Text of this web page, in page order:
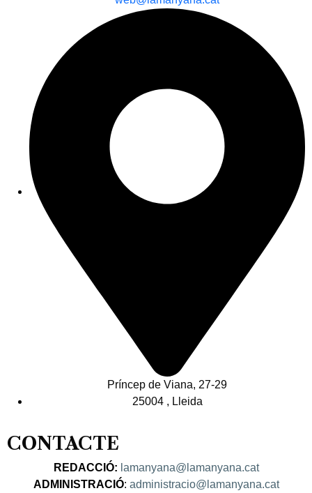
Príncep de Viana, 27-29
25004 , Lleida
CONTACTE
REDACCIÓ: lamanyana@lamanyana.cat
ADMINISTRACIÓ: administracio@lamanyana.cat